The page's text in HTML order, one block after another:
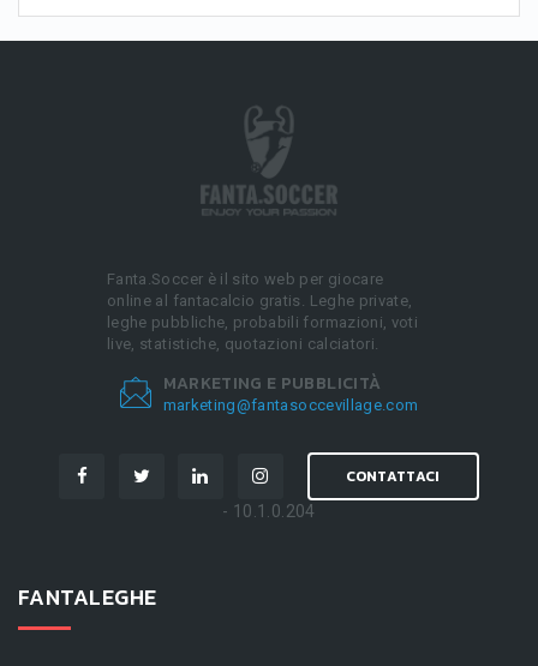
Fanta.Soccer è il sito web per giocare
online al fantacalcio gratis. Leghe private,
leghe pubbliche, probabili formazioni, voti
live, statistiche, quotazioni calciatori.
MARKETING E PUBBLICITÀ
marketing@fantasoccevillage.com
CONTATTACI
- 10.1.0.204
FANTALEGHE